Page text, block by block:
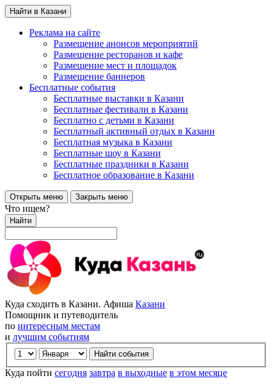
Найти в Казани
Реклама на сайте
Размещение анонсов мероприятий
Размещение ресторанов и кафе
Размещение мест и площадок
Размещение баннеров
Бесплатные события
Бесплатные выставки в Казани
Бесплатные фестивали в Казани
Бесплатно с детьми в Казани
Бесплатный активный отдых в Казани
Бесплатная музыка в Казани
Бесплатные шоу в Казани
Бесплатные праздники в Казани
Бесплатное образование в Казани
Открыть меню Закрыть меню
Что ищем?
Найти
Куда сходить в Казани. Афиша Казани
Помощник и путеводитель
по интересным местам
и лучшим событиям
Куда пойти сегодня завтра в выходные в этом месяце